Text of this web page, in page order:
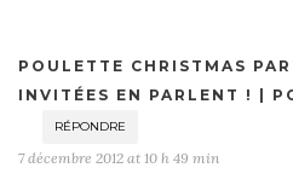
POULETTE CHRISTMAS
INVITÉES EN PARLENT ! |
RÉPONDRE
7 décembre 2012 at 10 h 49 min